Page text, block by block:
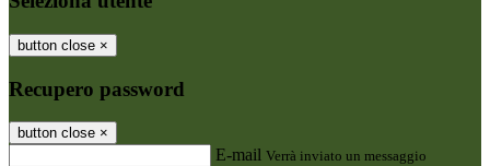
button close ×
Recupero password
button close ×
E-mail Verrà inviato un messaggio